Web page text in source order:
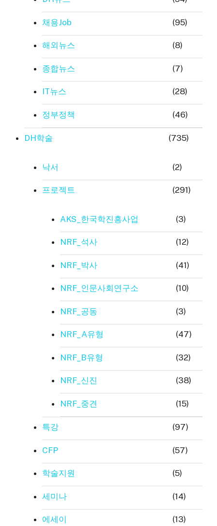
채용Job (95)
해외뉴스 (8)
종합뉴스 (7)
IT뉴스 (28)
정부정책 (46)
DH학술 (735)
낙서 (2)
프로젝트 (291)
AKS_한국학진흥사업 (3)
NRF_석사 (12)
NRF_박사 (41)
NRF_인문사회연구소 (10)
NRF_공동 (3)
NRF_A유형 (47)
NRF_B유형 (32)
NRF_신진 (38)
NRF_중견 (15)
특강 (97)
CFP (57)
학술지원 (5)
세미나 (14)
에세이 (13)